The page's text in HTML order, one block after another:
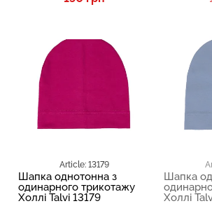
Article: 13179
Шапка однотонна з
одинарного трикотажу
Холлі Talvi 13179
Шапка
Холлі